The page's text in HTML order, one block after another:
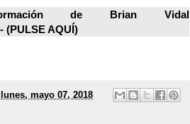
de Brian Vidal
(PULSE AQUÍ)
lunes, mayo 07, 2018